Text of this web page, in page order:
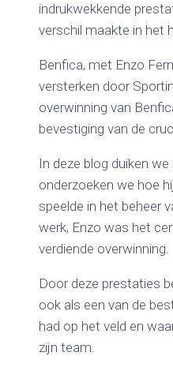
indrukwekkende
verschil maakte in het
Benfica, met Enzo
versterken door
overwinning van
bevestiging van de
In deze blog duiken
onderzoeken we hoe
speelde in het beheer
werk, Enzo was het
verdiende overwinning.
Door deze prestaties
ook als een van de
had op het veld en
zijn team.